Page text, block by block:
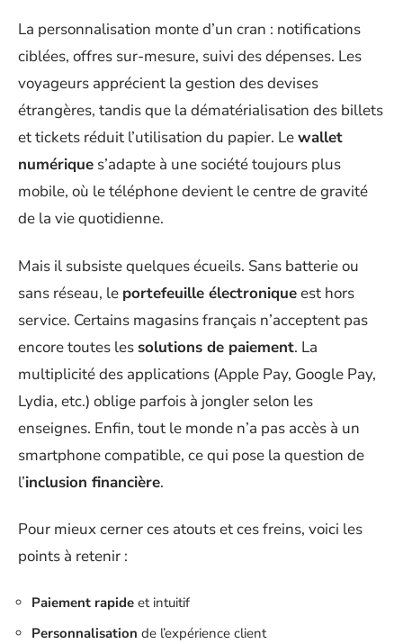
La personnalisation monte d’un cran : notifications
ciblées, offres sur-mesure, suivi des dépenses. Les
voyageurs apprécient la gestion des devises
étrangères, tandis que la dématérialisation des billets
et tickets réduit l’utilisation du papier. Lewallet
numérique s’adapte à une société toujours plus
mobile, où le téléphone devient le centre de gravité
de la vie quotidienne.
Mais il subsiste quelques écueils. Sans batterie ou
sans réseau, le portefeuille électroniqueest hors
service. Certains magasins français n’acceptent pas
encore toutes les solutions de paiement. La
multiplicité des applications (Apple Pay, Google Pay,
Lydia, etc.) oblige parfois à jongler selon les
enseignes. Enfin, tout le monde n’a pas accès à un
smartphone compatible, ce qui pose la question de
l’inclusion financière.
Pour mieux cerner ces atouts et ces freins, voici les
points à retenir :
Paiement rapide et intuitif
Personnalisation de l’expérience client